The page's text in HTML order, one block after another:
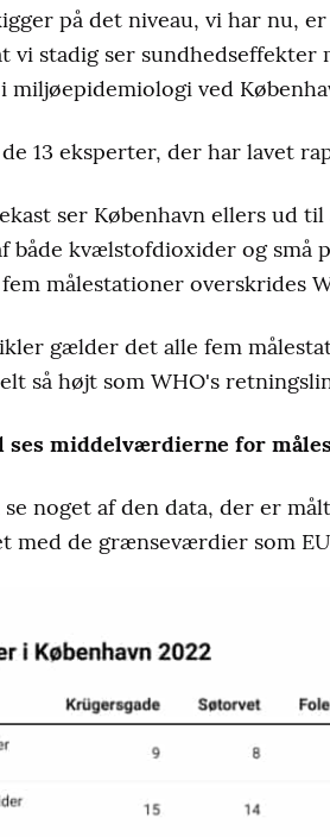
på det niveau, vi har nu,
vi stadig ser sundhedseffekter
miljøepidemiologi ved
13 eksperter, der har lavet
ser København ellers ud
både kvælstofdioxider og
målestationer overskrides
gælder det alle fem
så højt som WHO's
ses middelværdierne for
se noget af den data, der er
med de grænseværdier som